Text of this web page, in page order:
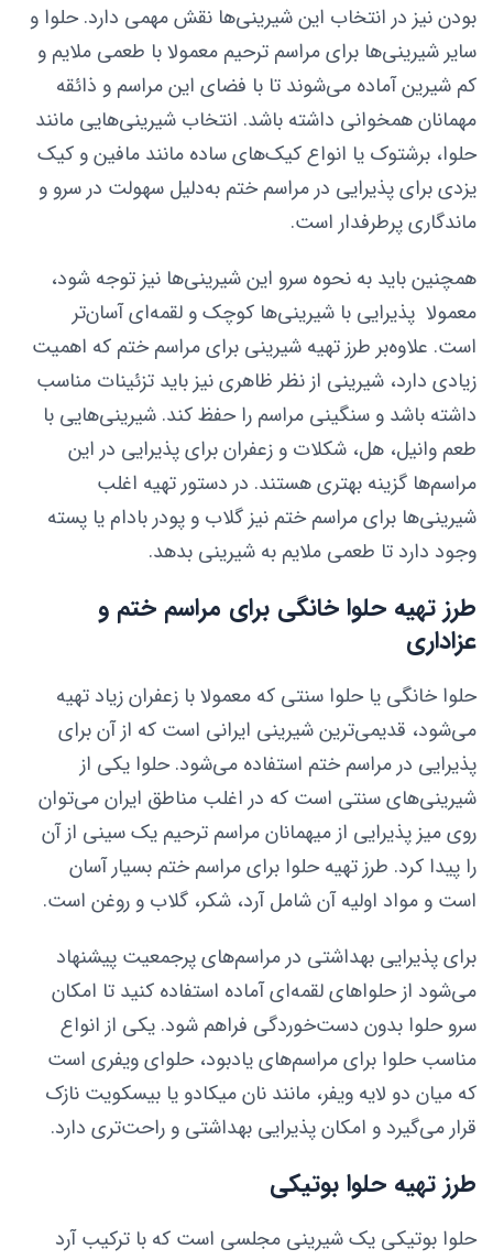
بودن نیز در انتخاب این شیرینی‌ها نقش مهمی دارد. حلوا و
سایر شیرینی‌ها برای مراسم ترحیم معمولا با طعمی ملایم و
کم شیرین آماده می‌شوند تا با فضای این مراسم و ذائقه
مهمانان همخوانی داشته باشد. انتخاب شیرینی‌هایی مانند
حلوا، برشتوک یا انواع کیک‌های ساده مانند مافین و کیک
یزدی برای پذیرایی در مراسم ختم به‌دلیل سهولت در سرو و
ماندگاری پرطرفدار است.
همچنین باید به نحوه سرو این شیرینی‌ها نیز توجه شود،
معمولا پذیرایی با شیرینی‌ها کوچک و لقمه‌ای آسان‌تر
است. علاوه‌بر طرز تهیه شیرینی برای مراسم ختم که اهمیت
زیادی دارد، شیرینی از نظر ظاهری نیز باید تزئینات مناسب
داشته باشد و سنگینی مراسم را حفظ کند. شیرینی‌هایی با
طعم وانیل، هل، شکلات و زعفران برای پذیرایی در این
مراسم‌ها گزینه بهتری هستند. در دستور تهیه اغلب
شیرینی‌ها برای مراسم ختم نیز گلاب و پودر بادام یا پسته
وجود دارد تا طعمی ملایم به شیرینی بدهد.
طرز تهیه حلوا خانگی برای مراسم ختم و
عزاداری
حلوا خانگی یا حلوا سنتی که معمولا با زعفران زیاد تهیه
می‌شود، قدیمی‌ترین شیرینی ایرانی است که از آن برای
پذیرایی در مراسم‌ ختم استفاده می‌شود. حلوا یکی از
شیرینی‌های سنتی است که در اغلب مناطق ایران می‌توان
روی میز پذیرایی از میهمانان مراسم ترحیم یک سینی از آن
را پیدا کرد. طرز تهیه حلوا برای مراسم ختم بسیار آسان
است و مواد اولیه آن شامل آرد، شکر، گلاب و روغن است.
برای پذیرایی بهداشتی در مراسم‌های پرجمعیت پیشنهاد
می‌شود از حلواهای لقمه‌ای آماده استفاده کنید تا امکان
سرو حلوا بدون دست‌خوردگی فراهم شود. یکی از انواع
مناسب حلوا برای مراسم‌های یادبود، حلوای ویفری است
که میان دو لایه ویفر، مانند نان میکادو یا بیسکویت نازک
قرار می‌گیرد و امکان پذیرایی بهداشتی و راحت‌تری دارد.
طرز تهیه حلوا بوتیکی
حلوا بوتیکی یک شیرینی مجلسی است که با ترکیب آرد